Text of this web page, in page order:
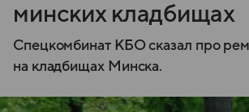
минских кладбищах
Спецкомбинат КБО сказал про
на кладбищах Минска.